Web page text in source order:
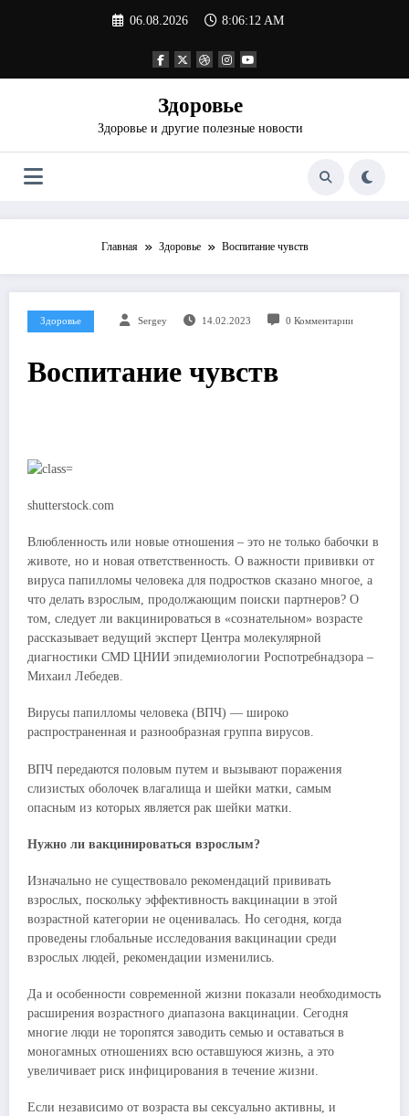
06.08.2026 8:06:12 AM
Здоровье
Здоровье и другие полезные новости
Главная Здоровье Воспитание чувств
Здоровье Sergey 14.02.2023 0 Комментарии
Воспитание чувств
shutterstock.com
Влюбленность или новые отношения – это не только бабочки в
животе, но и новая ответственность. О важности прививки от
вируса папилломы человека для подростков сказано многое, а
что делать взрослым, продолжающим поиски партнеров? О
том, следует ли вакцинироваться в «сознательном» возрасте
рассказывает ведущий эксперт Центра молекулярной
диагностики CMD ЦНИИ эпидемиологии Роспотребнадзора –
Михаил Лебедев.
Вирусы папилломы человека (ВПЧ) — широко
распространенная и разнообразная группа вирусов.
ВПЧ передаются половым путем и вызывают поражения
слизистых оболочек влагалища и шейки матки, самым
опасным из которых является рак шейки матки.
Нужно ли вакцинироваться взрослым?
Изначально не существовало рекомендаций прививать
взрослых, поскольку эффективность вакцинации в этой
возрастной категории не оценивалась. Но сегодня, когда
проведены глобальные исследования вакцинации среди
взрослых людей, рекомендации изменились.
Да и особенности современной жизни показали необходимость
расширения возрастного диапазона вакцинации. Сегодня
многие люди не торопятся заводить семью и оставаться в
моногамных отношениях всю оставшуюся жизнь, а это
увеличивает риск инфицирования в течение жизни.
Если независимо от возраста вы сексуально активны, и